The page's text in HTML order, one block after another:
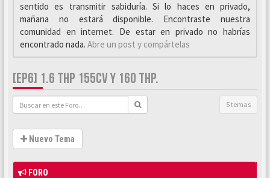
sentido es transmitir sabiduría. Si lo haces en privado,
mañana no estará disponible. Encontraste nuestra
comunidad en internet. De estar en privado no habrías
encontrado nada. Abre un post y compártelas
[EP6] 1.6 THP 155CV Y 160 THP.
5 temas
Nuevo Tema
FORO